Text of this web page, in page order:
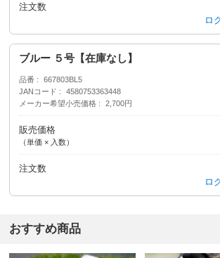
注文数
ロ
ブルー ５号【在庫なし】
品番
667803BL5
JANコード
4580753363448
メーカー希望小売価格
2,700円
販売価格
（単価 × 入数）
注文数
ロ
おすすめ商品